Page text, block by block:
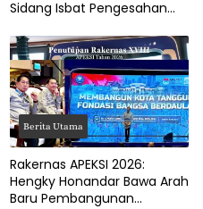
Sidang Isbat Pengesahan
Berita Utama
Rakernas APEKSI 2026:
Hengky Honandar Bawa Arah
Baru Pembangunan